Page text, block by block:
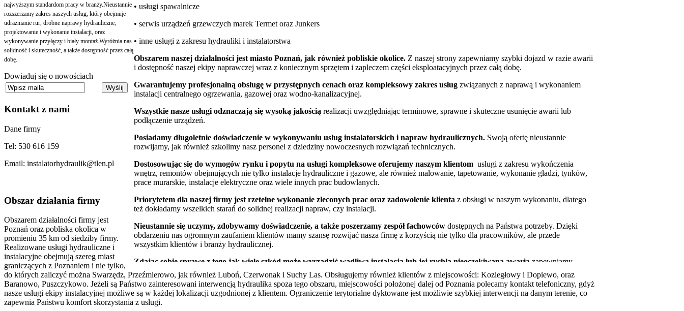
• usługi spawalnicze
•serwis urządzeń grzewczych marek Termet oraz Junkers
• inne usługi z zakresu hydrauliki i instalatorstwa
Obszarem naszej działalności jest miasto Poznań, jak również pobliskie okolice. Z naszej strony zapewniamy szybki dojazd w razie awarii
i dostępność naszej ekipy naprawczej wraz z koniecznym sprzętem i zapleczem części eksploatacyjnych przez całą dobę.
Gwarantujemy profesjonalną obsługę w przystępnych cenach oraz kompleksowy zakres usług związanych z naprawą i wykonaniem
instalacji centralnego ogrzewania, gazowej oraz wodno-kanalizacyjnej.
Wszystkie nasze usługi odznaczają się wysoką jakością realizacji uwzględniając terminowe, sprawne i skuteczne usunięcie awarii lub
podłączenie urządzeń.
Posiadamy długoletnie doświadczenie w wykonywaniu usług instalatorskich i napraw hydraulicznych. Swoją ofertę nieustannie
rozwijamy, jak również szkolimy nasz personel z dziedziny nowoczesnych rozwiązań technicznych.
Dostosowując się do wymogów rynku i popytu na usługi kompleksowe oferujemy naszym klientom usługi z zakresu wykończenia
wnętrz, remontów obejmujących nie tylko instalacje hydrauliczne i gazowe, ale również malowanie, tapetowanie, wykonanie gładzi, tynków,
prace murarskie, instalacje elektryczne oraz wiele innych prac budowlanych.
Priorytetem dla naszej firmy jest rzetelne wykonanie zleconych prac oraz zadowolenie klienta z obsługi w naszym wykonaniu, dlatego
też dokładamy wszelkich starań do solidnej realizacji napraw, czy instalacji.
Nieustannie się uczymy, zdobywamy doświadczenie, a także poszerzamy zespół fachowców dostępnych na Państwa potrzeby. Dzięki
obdarzeniu nas ogromnym zaufaniem klientów mamy szansę rozwijać nasza firmę z korzyścią nie tylko dla pracowników, ale przede
wszystkim klientów i branży hydraulicznej.
Zdając sobie sprawę z tego jak wiele szkód może wyrządzić wadliwa instalacja lub jej rychła,nieoczekiwana awaria zapewniamy
obsługę jedynie przez wykwalifikowanych specjalistów w swej specjalności. Dbamy o wąską specjalizację fachowców z nami
współpracujących, tak by usługi nam zlecane były wykonane jak najdokładniej. Poświadczeniem naszej kompetencji są liczne uprawnienia
jakie posiadamy jako firma, jak również poszczególni pracownicy ekipy fachowców, hydraulików, instalatorów.
Zaufali nam nie tylko klienci, ale również producenci Termex i Junkers, których to urządzeń posiadamy serwis.
najwyższym standardom pracy w branży.Nieustannie
rozszerzamy zakres naszych usług, który obejmuje
udrażnianie rur, drobne naprawy hydrauliczne,
projektowanie i wykonanie instalacji, oraz
wykonywanie przyłączy i biały montaż.Wyróżnia nas
solidność i skuteczność, a także dostępność przez całą
dobę.
Dowiaduj się o nowościach
Kontaktz nami
Dane firmy
Tel: 530 616 159
Email: instalatorhydraulik@tlen.pl
Obszar działania firmy
Obszarem działalności firmy jest
Poznań oraz pobliska okolica w
promieniu 35 km od siedziby firmy.
Realizowane usługi hydrauliczne i
instalacyjne obejmują szereg miast
graniczących z Poznaniem i nie tylko,
do których zaliczyć można Swarzędz, Przeźmierowo, jak również Luboń, Czerwonak i Suchy Las. Obsługujemy również klientów z miejscowości: Koziegłowy i Dopiewo, oraz
Baranowo, Puszczykowo. Jeżeli są Państwo zainteresowani interwencją hydraulika spoza tego obszaru, miejscowości położonej dalej od Poznania polecamy kontakt telefoniczny, gdyż
nasze usługi ekipy instalacyjnej możliwe są w każdej lokalizacji uzgodnionej z klientem. Ograniczenie terytorialne dyktowane jest możliwie szybkiej interwencji na danym terenie, co
zapewnia Państwu komfort skorzystania z usługi.